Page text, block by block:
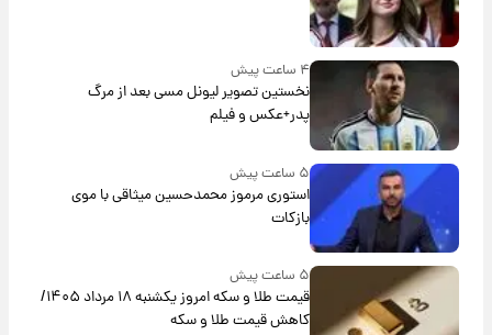
نخستین تصویر لیونل مسی بعد از مرگ
پدر+عکس و فیلم
۵ ساعت پیش
استوری مرموز محمدحسین میثاقی با موی
بازکات
قیمت طلا و سکه امروز یکشنبه ۱۸ مرداد ۱۴۰۵/
کاهش قیمت طلا و سکه